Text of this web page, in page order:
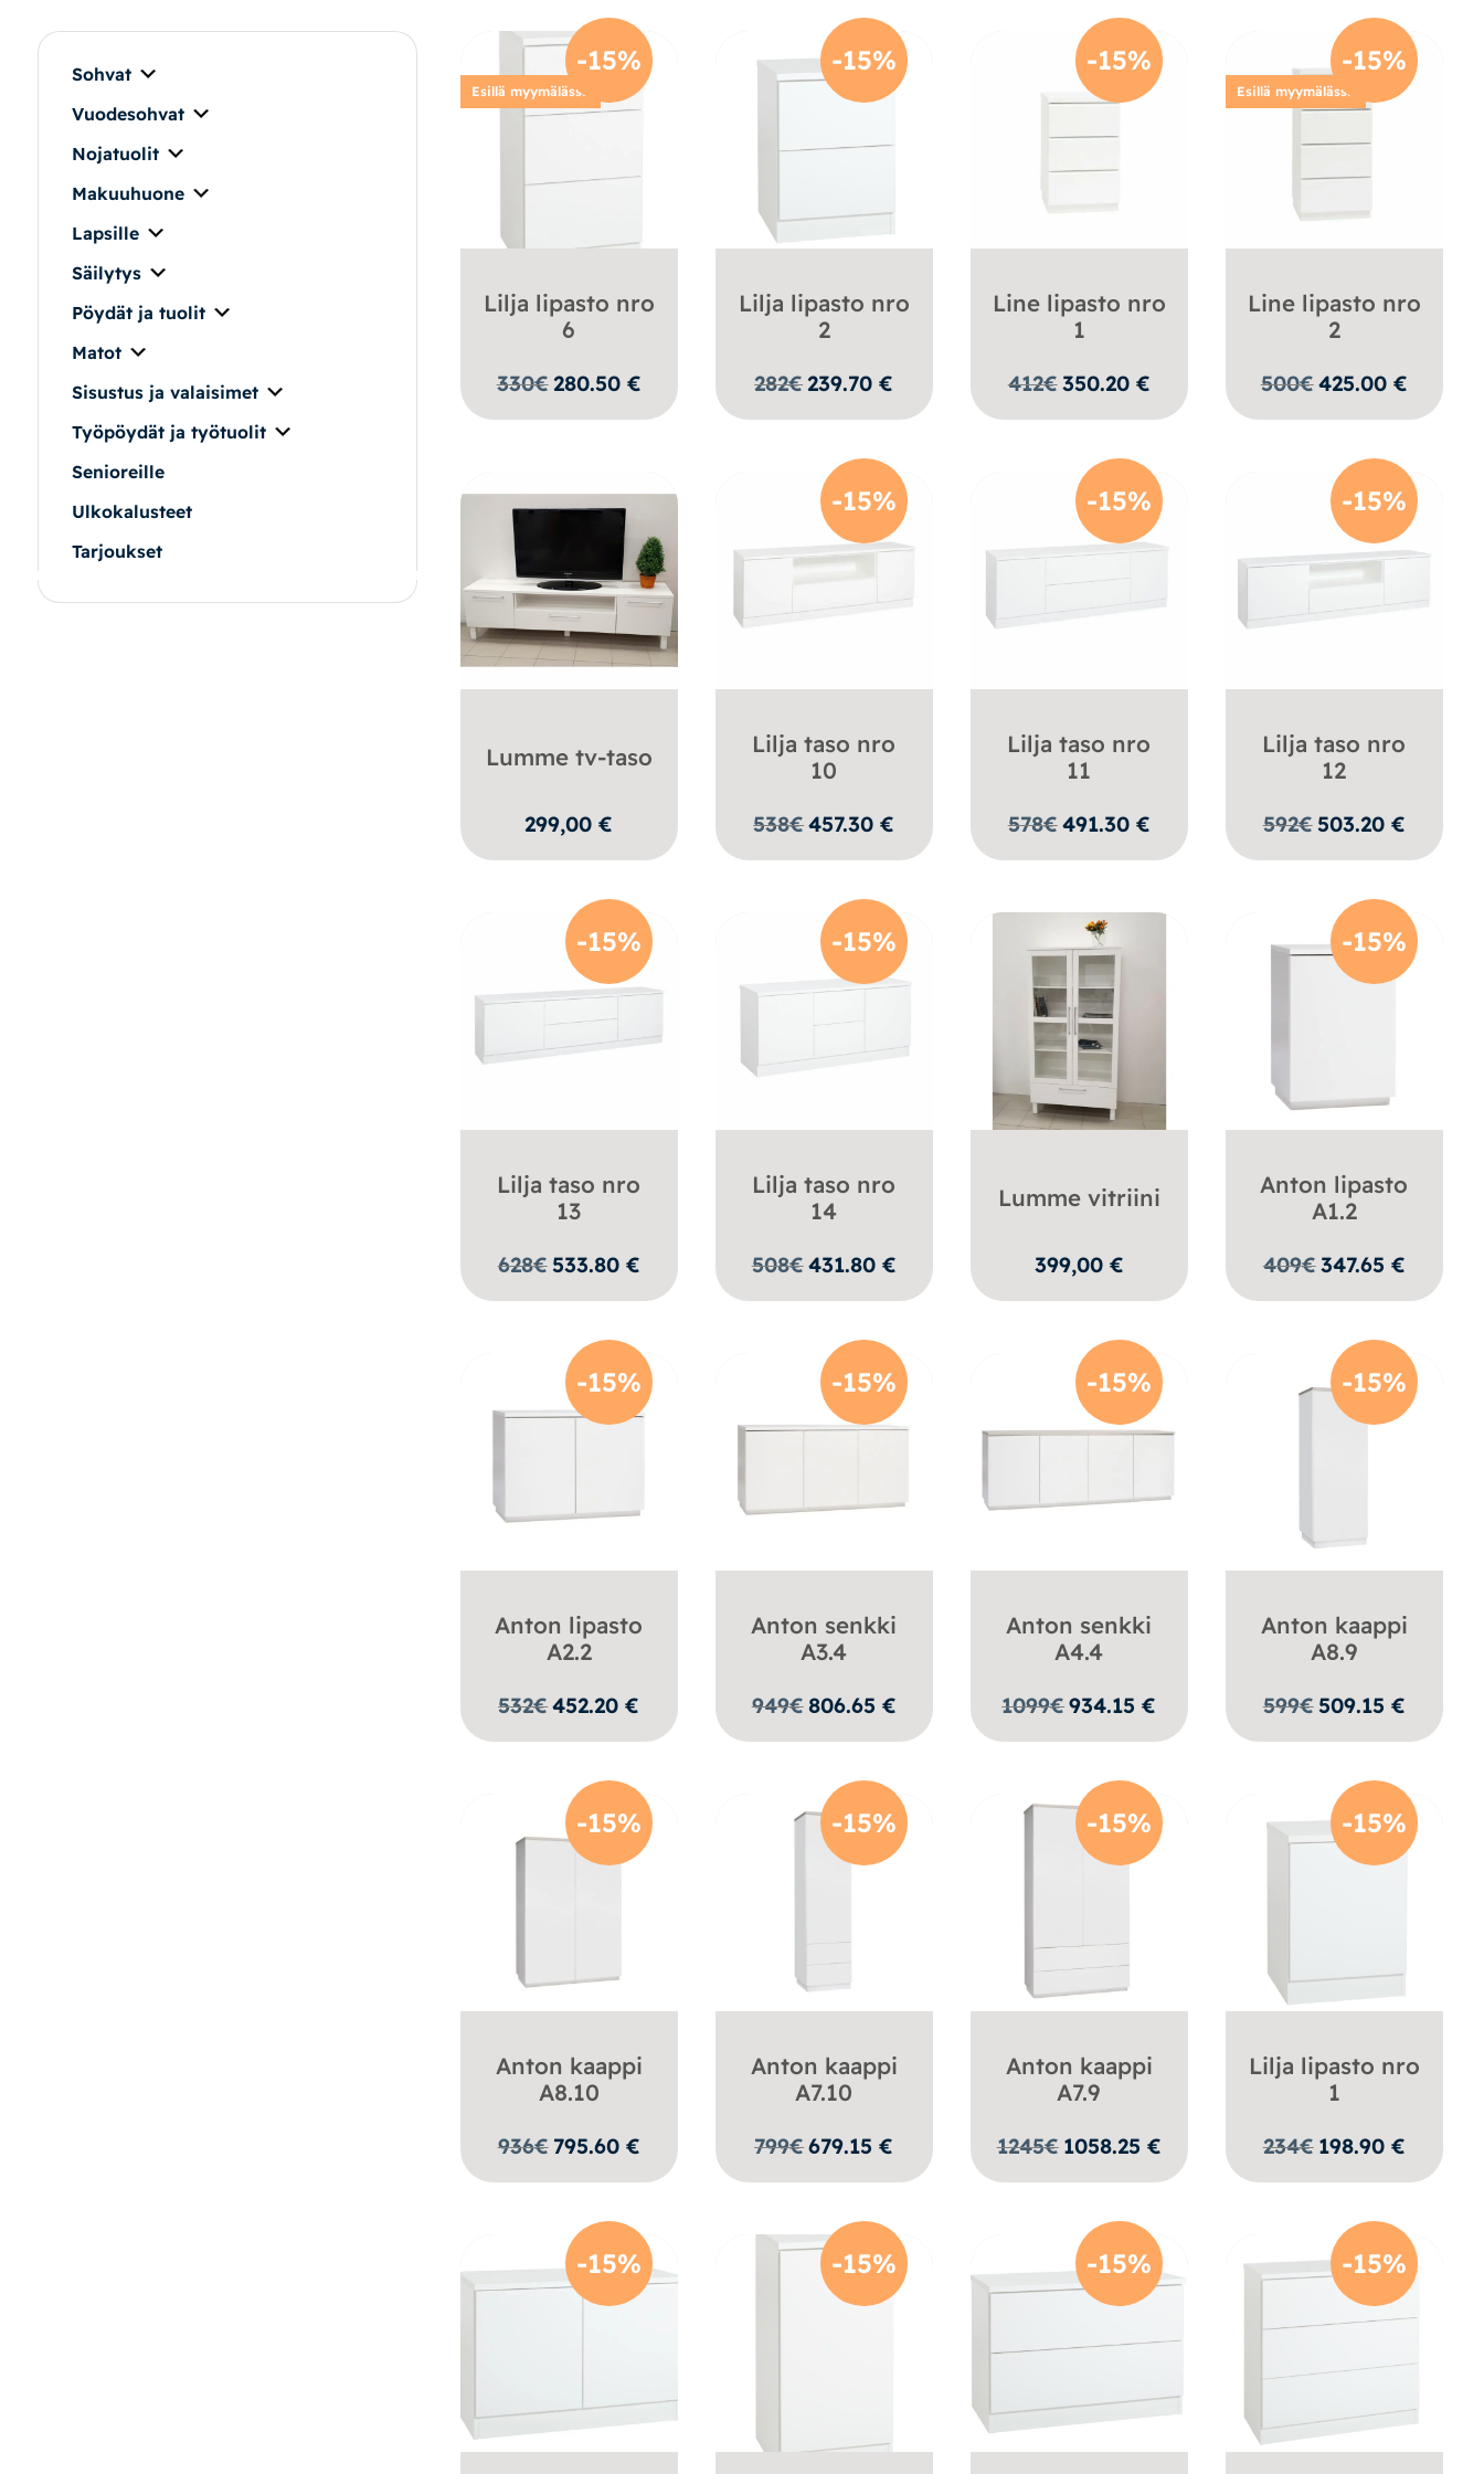
Pöydät ja tuolit
Säilytys
Työpöydät ja työtuolit
Matot
Ulkokalusteet
Valaisimet
Vuodesohvat
Senioreille
Sohvat
Vuodesohvat
Nojatuolit
Makuuhuone
Lapsille
Säilytys
Pöydät ja tuolit
Matot
Sisustus ja valaisimet
Työpöydät ja työtuolit
Senioreille
Ulkokalusteet
Tarjoukset
-15%
Esillä myymälässä
Lilja lipasto nro
6
330€280.50 €
-15%
Lilja lipasto nro
2
282€239.70€
-15%
Line lipasto nro
1
412€350.20 €
-15%
Esillä myymälässä
Line lipasto nro
2
500€425.00 €
Lumme tv-taso
299,00€
-15%
Lilja taso nro
10
538€457.30€
-15%
Lilja taso nro
11
578€491.30 €
-15%
Lilja taso nro
12
592€503.20 €
-15%
Lilja taso nro
13
628€533.80 €
-15%
Lilja taso nro
14
508€431.80 €
Lumme vitriini
399,00 €
-15%
Anton lipasto
A1.2
409€347.65 €
-15%
Anton lipasto
A2.2
532€452.20€
-15%
Anton senkki
A3.4
949€806.65 €
-15%
Anton senkki
A4.4
1099€934.15€
-15%
Anton kaappi
A8.9
599€509.15 €
-15%
Anton kaappi
A8.10
936€ 795.60 €
-15%
Anton kaappi
A7.10
799€679.15€
-15%
Anton kaappi
A7.9
1245€ 1058.25 €
-15%
Lilja lipasto nro
1
234€ 198.90 €
-15% -15% -15% -15%